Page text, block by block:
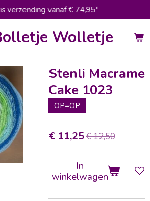
Wolletje
verzending vanaf € 74,95*
Stenli Macrame
Cake 1023
OP=OP
€ 11,25€ 12,50
In
winkelwagen